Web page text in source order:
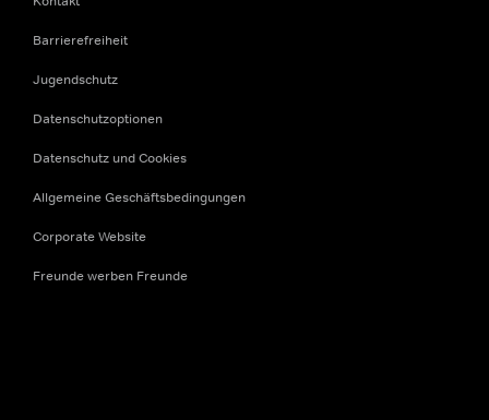
Barrierefreiheit
Jugendschutz
Datenschutzoptionen
Datenschutz und Cookies
Allgemeine Geschäftsbedingungen
Corporate Website
Freunde werben Freunde